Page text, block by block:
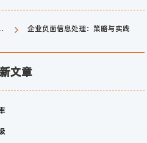
，构建信任 企业负面信息处理：策略与实践
文章